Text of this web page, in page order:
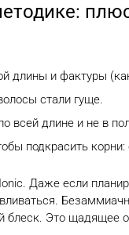
длины и фактуры
стали гуще.
всей длине и не в
подкрасить корни:
Даже если
блеск. Это